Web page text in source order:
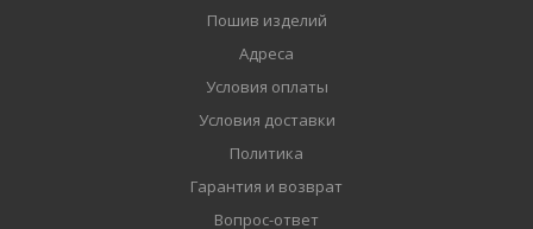
Пошив изделий
Адреса
Условия оплаты
Условия доставки
Политика
Гарантия и возврат
Вопрос-ответ